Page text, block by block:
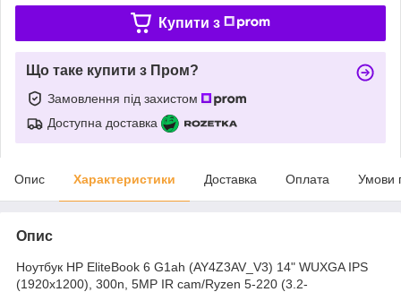
Купити з
Що таке купити з Пром?
Замовлення під захистом
Доступна доставка
Опис Характеристики Доставка Оплата Умови
Опис
Ноутбук HP EliteBook 6 G1ah (AY4Z3AV_V3) 14" WUXGA IPS
(1920x1200), 300n, 5MP IR cam/Ryzen 5-220 (3.2-